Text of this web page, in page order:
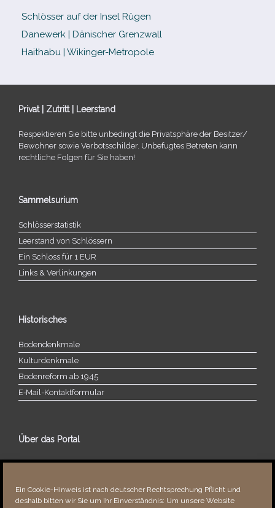
Ein Cookie-Hinweis ist nach deutscher Rechtsprechung Pflicht und
deshalb bitten wir Sie um Ihr Einverständnis: Um unsere Website
Schlösser auf der Insel Rügen
Danewerk | Dänischer Grenzwall
Haithabu | Wikinger-Metropole
Privat | Zutritt | Leerstand
Respektieren Sie bitte unbe­dingt die Privatsphäre der Besitzer/​
Bewohner sowie Verbotsschilder. Unbefugtes Betreten kann
recht­li­che Folgen für Sie haben!
Sammelsurium
Schlösserstatistik
Leerstand von Schlössern
Ein Schloss für 1 EUR
Links & Verlinkungen
Historisches
Bodendenkmale
Kulturdenkmale
Bodenreform ab 1945
E‑Mail-​​Kontaktformular
Über das Portal
Über dieses Portal